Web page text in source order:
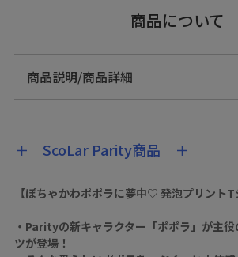
商品について
商品説明/商品詳細
＋ ScoLar Parity商品 ＋
【ぽちゃかわポポラに夢中♡ 発泡プリントT
・Parityの新キャラクター「ポポラ」が主
ツが登場！